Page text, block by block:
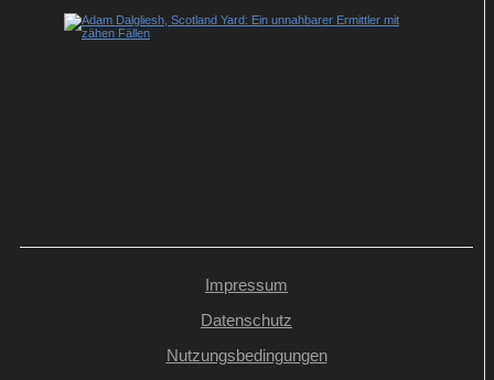
Impressum
Datenschutz
Nutzungsbedingungen